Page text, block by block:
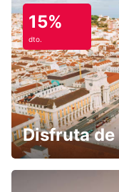
15%
dto.
Disfruta